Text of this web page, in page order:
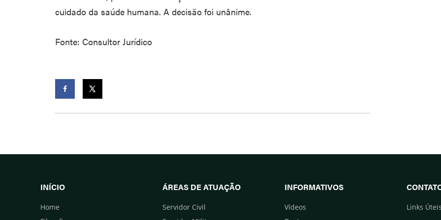
cuidado da saúde humana. A decisão foi unânime.
Fonte: Consultor Jurídico
INÍCIO
Home
ÁREAS DE ATUAÇÃO
Servidor Civil
INFORMATIVOS
Vídeos
Links Úteis